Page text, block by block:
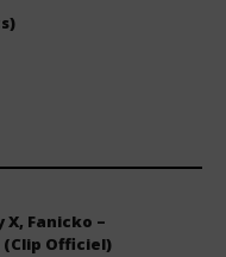
Fanicko –
Officiel)